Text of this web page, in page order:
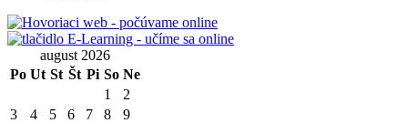
august 2026
Po Ut St Št Pi So Ne
1
2
3
4 5 6 7 8
9